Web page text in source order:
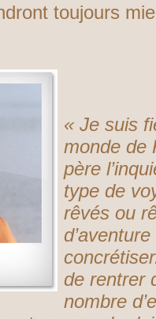
toujours
« Je suis
monde de
père
type de
rêvés ou
de rentrer
nombre